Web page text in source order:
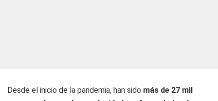
Desde el inicio de la pandemia, han sido más de 27 mil